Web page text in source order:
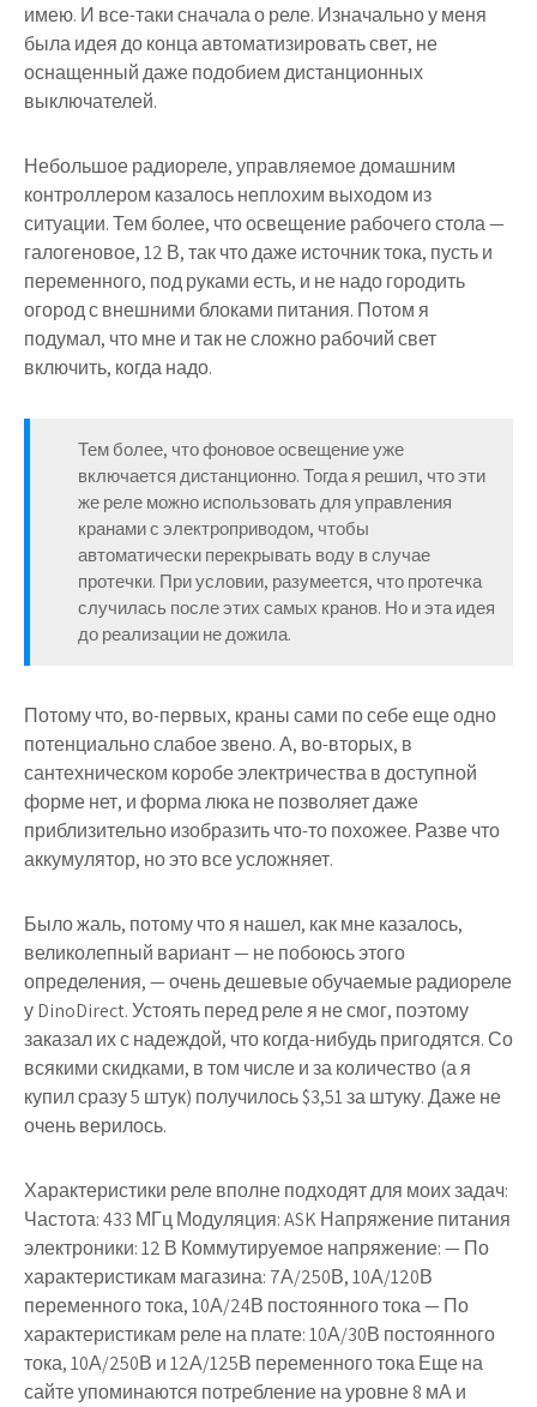
имею. И все-таки сначала о реле. Изначально у меня
была идея до конца автоматизировать свет, не
оснащенный даже подобием дистанционных
выключателей.
Небольшое радиореле, управляемое домашним
контроллером казалось неплохим выходом из
ситуации. Тем более, что освещение рабочего стола —
галогеновое, 12 В, так что даже источник тока, пусть и
переменного, под руками есть, и не надо городить
огород с внешними блоками питания. Потом я
подумал, что мне и так не сложно рабочий свет
включить, когда надо.
Тем более, что фоновое освещение уже
включается дистанционно. Тогда я решил, что эти
же реле можно использовать для управления
кранами с электроприводом, чтобы
автоматически перекрывать воду в случае
протечки. При условии, разумеется, что протечка
случилась после этих самых кранов. Но и эта идея
до реализации не дожила.
Потому что, во-первых, краны сами по себе еще одно
потенциально слабое звено. А, во-вторых, в
сантехническом коробе электричества в доступной
форме нет, и форма люка не позволяет даже
приблизительно изобразить что-то похожее. Разве что
аккумулятор, но это все усложняет.
Было жаль, потому что я нашел, как мне казалось,
великолепный вариант — не побоюсь этого
определения, — очень дешевые обучаемые радиореле
у DinoDirect. Устоять перед реле я не смог, поэтому
заказал их с надеждой, что когда-нибудь пригодятся. Со
всякими скидками, в том числе и за количество (а я
купил сразу 5 штук) получилось $3,51 за штуку. Даже не
очень верилось.
Характеристики реле вполне подходят для моих задач:
Частота: 433 МГц Модуляция: ASK Напряжение питания
электроники: 12 В Коммутируемое напряжение: — По
характеристикам магазина: 7А/250В, 10А/120В
переменного тока, 10А/24В постоянного тока — По
характеристикам реле на плате: 10А/30В постоянного
тока, 10А/250В и 12А/125В переменного тока Еще на
сайте упоминаются потребление на уровне 8 мА и